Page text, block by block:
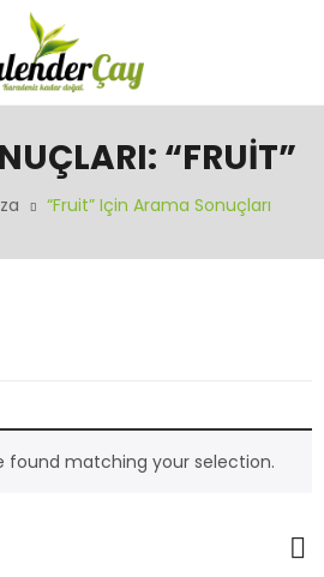
“FRUIT”
“fruit” Için Arama Sonuçları
found matching your selection.